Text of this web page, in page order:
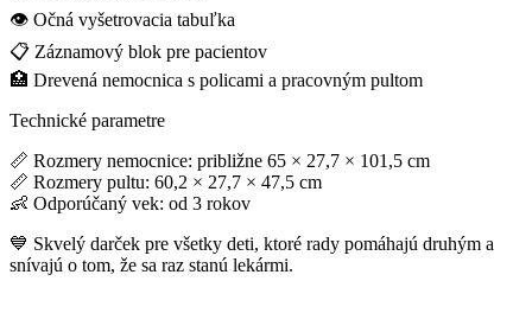
👁️ Očná vyšetrovacia tabuľka
📋 Záznamový blok pre pacientov
🏥 Drevená nemocnica s policami a pracovným pultom
Technické parametre
📏 Rozmery nemocnice: približne 65 × 27,7 × 101,5 cm
📏 Rozmery pultu: 60,2 × 27,7 × 47,5 cm
👶 Odporúčaný vek: od 3 rokov
💙 Skvelý darček pre všetky deti, ktoré rady pomáhajú druhým a
snívajú o tom, že sa raz stanú lekármi.